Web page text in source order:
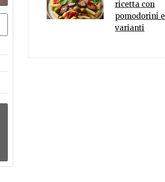
ricetta con
pomodorini e
varianti